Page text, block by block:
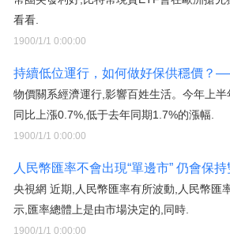
看看.
1900/1/1 0:00:00
持續低位運行，如何做好保供穩價？
物價關系經濟運行,影響百姓生活。今年上
同比上漲0.7%,低于去年同期1.7%的漲幅.
1900/1/1 0:00:00
人民幣匯率不會出現“單邊市” 仍會保
央視網 近期,人民幣匯率有所波動,人民幣匯
示,匯率總體上是由市場決定的,同時.
1900/1/1 0:00:00